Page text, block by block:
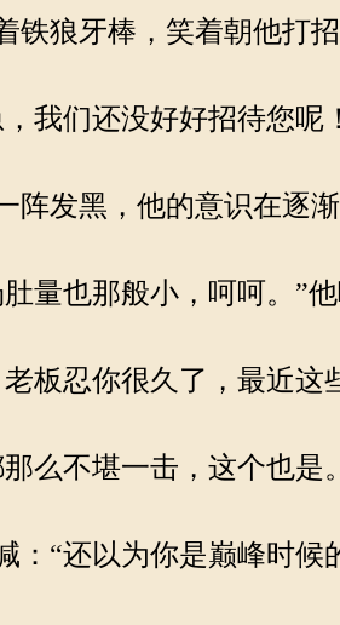
狼牙棒，笑着朝他打招
我们还没好好招待您呢
发黑，他的意识在逐渐
量也那般小，呵呵。”
板忍你很久了，最近这
么不堪一击，这个也是
“还以为你是巅峰时候